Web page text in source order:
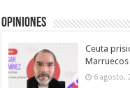
Opiniones
Ceuta
Marruecos
6 agosto,